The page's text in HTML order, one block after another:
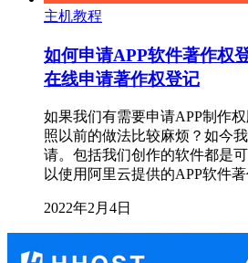
主机教程
如何申请APP软件著作权
在线申请著作权登记
如果我们有需要申请APP制作
照以前的做法比较麻烦？如今
请。包括我们创作的软件都是
以使用阿里云提供的APP软件
2022年2月4日